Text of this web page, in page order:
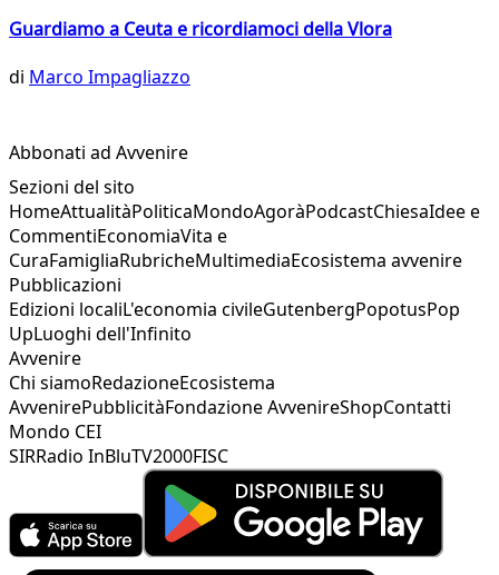
Guardiamo a Ceuta e ricordiamoci della Vlora
di Marco Impagliazzo
Abbonati ad Avvenire
Sezioni del sito
HomeAttualitàPoliticaMondoAgoràPodcastChiesaIdee e
CommentiEconomiaVita e
CuraFamigliaRubricheMultimediaEcosistema avvenire
Pubblicazioni
Edizioni localiL'economia civileGutenbergPopotusPop
UpLuoghi dell'Infinito
Avvenire
Chi siamoRedazioneEcosistema
AvvenirePubblicitàFondazione AvvenireShopContatti
Mondo CEI
SIRRadio InBluTV2000FISC